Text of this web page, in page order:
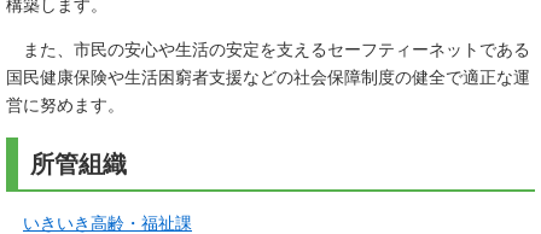
構築します。
また、市民の安心や生活の安定を支えるセーフティーネットである
国民健康保険や生活困窮者支援などの社会保障制度の健全で適正な運
営に努めます。
所管組織
いきいき高齢・福祉課